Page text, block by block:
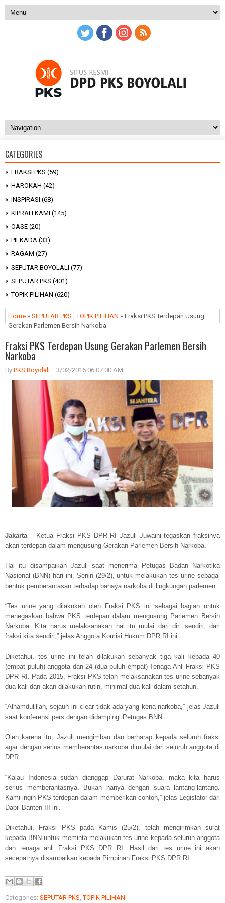
CATEGORIES
FRAKSI PKS (59)
HAROKAH (42)
INSPIRASI (68)
KIPRAH KAMI (145)
OASE (20)
PILKADA (33)
RAGAM (27)
SEPUTAR BOYOLALI (77)
SEPUTAR PKS (401)
TOPIK PILIHAN (620)
Home » SEPUTAR PKS ,TOPIK PILIHAN » Fraksi PKS Terdepan Usung
Gerakan Parlemen Bersih Narkoba
Fraksi PKS Terdepan Usung Gerakan Parlemen Bersih
Narkoba
By PKS Boyolali 3/02/2016 06:07:00 AM
Jakarta – Ketua Fraksi PKS DPR RI Jazuli Juwaini tegaskan fraksinya
akan terdepan dalam mengusung Gerakan Parlemen Bersih Narkoba.
Hal itu disampaikan Jazuli saat menerima Petugas Badan Narkotika
Nasional (BNN) hari ini, Senin (29/2), untuk melakukan tes urine sebagai
bentuk pemberantasan terhadap bahaya narkoba di lingkungan parlemen.
“Tes urine yang dilakukan oleh Fraksi PKS ini sebagai bagian untuk
menegaskan bahwa PKS terdepan dalam mengusung Parlemen Bersih
Narkoba. Kita harus melaksanakan hal itu mulai dari diri sendiri, dari
fraksi kita sendiri,” jelas Anggota Komisi Hukum DPR RI ini.
Diketahui, tes urine ini telah dilakukan sebanyak tiga kali kepada 40
(empat puluh) anggota dan 24 (dua puluh empat) Tenaga Ahli Fraksi PKS
DPR RI. Pada 2015, Fraksi PKS telah melaksanakan tes urine sebanyak
dua kali dan akan dilakukan rutin, minimal dua kali dalam setahun.
“Alhamdulillah, sejauh ini clear tidak ada yang kena narkoba,” jelas Jazuli
saat konferensi pers dengan didampingi Petugas BNN.
Oleh karena itu, Jazuli mengimbau dan berharap kepada seluruh fraksi
agar dengan serius memberantas narkoba dimulai dari seluruh anggota di
DPR.
“Kalau Indonesia sudah dianggap Darurat Narkoba, maka kita harus
serius memberantasnya. Bukan hanya dengan suara lantang-lantang.
Kami ingin PKS terdepan dalam memberikan contoh,” jelas Legislator dari
Dapil Banten III ini.
Diketahui, Fraksi PKS pada Kamis (25/2), telah mengirimkan surat
kepada BNN untuk meminta melakukan tes urine kepada seluruh anggota
dan tenaga ahli Fraksi PKS DPR RI. Hasil dari tes urine ini akan
secepatnya disampaikan kepada Pimpinan Fraksi PKS DPR RI.
Categories: SEPUTAR PKS,TOPIK PILIHAN